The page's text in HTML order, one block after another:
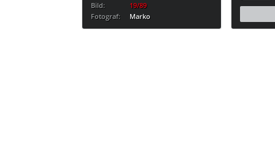
Bild:
19/89
Fotograf:
Marko